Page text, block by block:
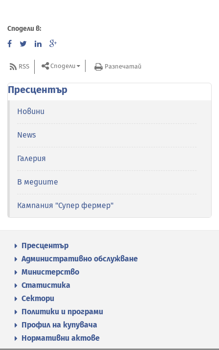
Сподели в:
RSS Сподели Разпечатай
Пресцентър
Новини
News
Галерия
В медиите
Кампания "Супер фермер"
Пресцентър
Административно обслужване
Министерство
Статистика
Сектори
Политики и програми
Профил на купувача
Нормативни актове